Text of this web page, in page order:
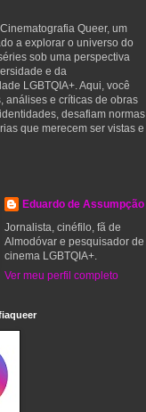
Queer, um
a explorar o universo do
sob uma perspectiva
e da
LGBTQIA+. Aqui, você
análises e críticas de obras
desafiam normas
que merecem ser vistas e
Eduardo de Assumpção
Jornalista, cinéfilo, fã de
Almodóvar e pesquisador de
cinema LGBTQIA+.
Ver meu perfil completo